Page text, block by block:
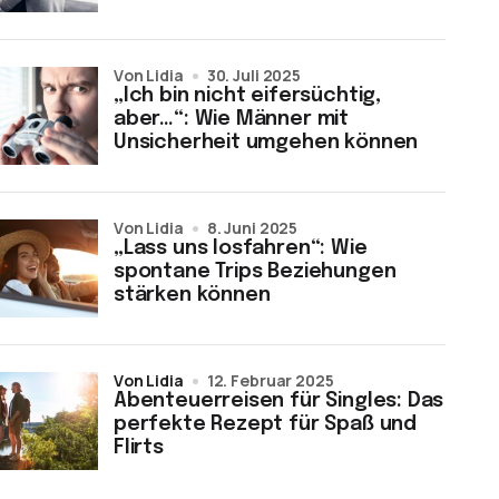
„Ich bin nicht eifersüchtig,
aber…“: Wie Männer mit
Unsicherheit umgehen können
von Lidia 30. Juli 2025
„Lass uns losfahren“: Wie
spontane Trips Beziehungen
stärken können
von Lidia 8. Juni 2025
Abenteuerreisen für Singles: Das
perfekte Rezept für Spaß und
Flirts
von Lidia 12. Februar 2025